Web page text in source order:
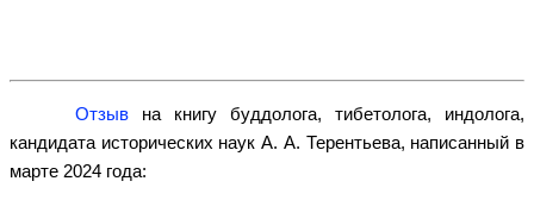
Отзыв на книгу буддолога, тибетолога, индолога,
кандидата исторических наук А. А. Терентьева, написанный в
марте 2024 года: